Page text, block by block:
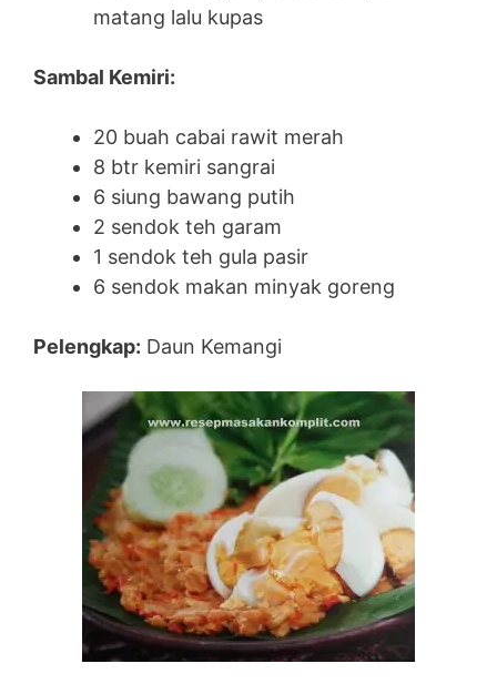
matang lalu kupas
Sambal Kemiri:
20 buah cabai rawit merah
8 btr kemiri sangrai
6 siung bawang putih
2 sendok teh garam
1 sendok teh gula pasir
6 sendok makan minyak goreng
Pelengkap: Daun Kemangi